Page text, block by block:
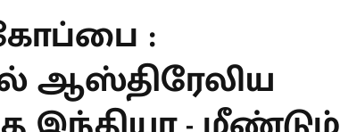
:
ஆஸ்திரேலிய